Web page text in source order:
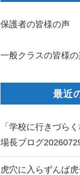
保護者の皆様の声
一般クラスの皆様
最近
「学校に行きづら
場長ブログ
虎穴に入らずんば